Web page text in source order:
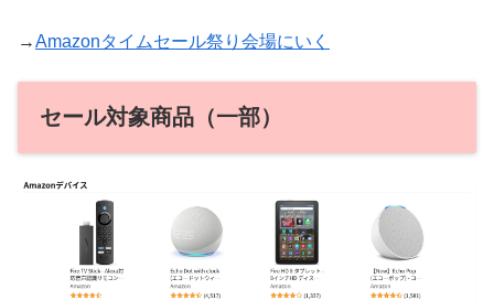
→Amazonタイムセール祭り会場にいく
セール対象商品（一部）